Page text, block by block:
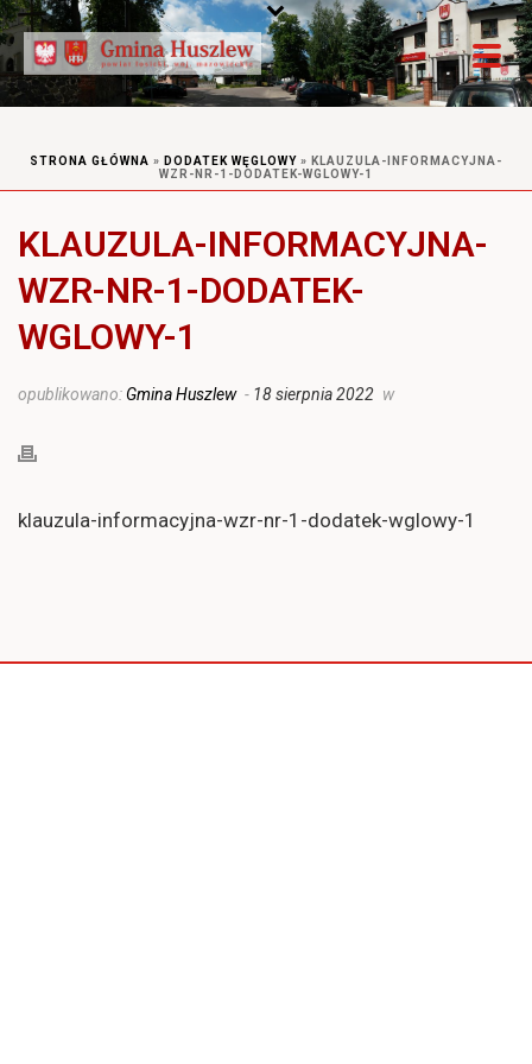
STRONA GŁÓWNA » DODATEK WĘGLOWY » KLAUZULA-INFORMACYJNA-
WZR-NR-1-DODATEK-WGLOWY-1
KLAUZULA-INFORMACYJNA-
WZR-NR-1-DODATEK-
WGLOWY-1
opublikowano: Gmina Huszlew - 18 sierpnia 2022 w
klauzula-informacyjna-wzr-nr-1-dodatek-wglowy-1